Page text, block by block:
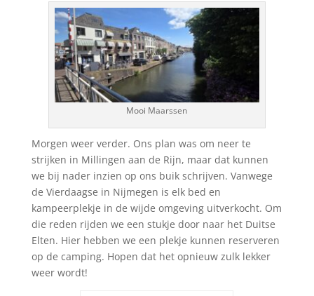
Mooi Maarssen
Morgen weer verder. Ons plan was om neer te
strijken in Millingen aan de Rijn, maar dat kunnen
we bij nader inzien op ons buik schrijven. Vanwege
de Vierdaagse in Nijmegen is elk bed en
kampeerplekje in de wijde omgeving uitverkocht. Om
die reden rijden we een stukje door naar het Duitse
Elten. Hier hebben we een plekje kunnen reserveren
op de camping. Hopen dat het opnieuw zulk lekker
weer wordt!